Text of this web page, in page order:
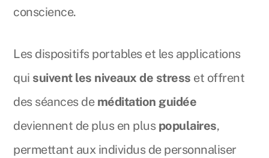
conscience.
Les dispositifs portables et les applications
qui suivent les niveaux de stress et offrent
des séances de méditation guidée
deviennent de plus en plus populaires,
permettant aux individus de personnaliser